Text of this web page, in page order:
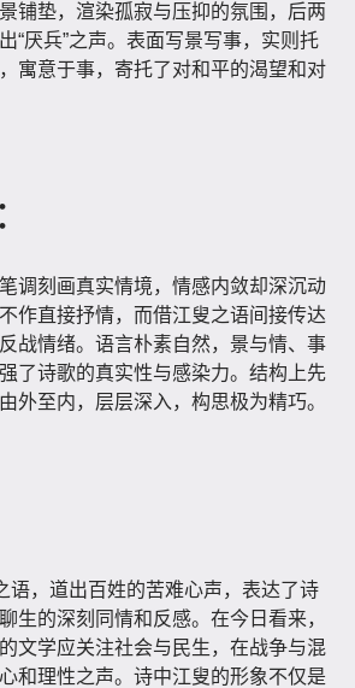
铺垫，渲染孤寂与压抑的氛围，后两
“厌兵”之声。表面写景写事，实则托
寓意于事，寄托了对和平的渴望和对
调刻画真实情境，情感内敛却深沉动
作直接抒情，而借江叟之语间接传达
战情绪。语言朴素自然，景与情、事
了诗歌的真实性与感染力。结构上先
外至内，层层深入，构思极为精巧。
语，道出百姓的苦难心声，表达了诗
生的深刻同情和反感。在今日看来，
文学应关注社会与民生，在战争与混
和理性之声。诗中江叟的形象不仅是